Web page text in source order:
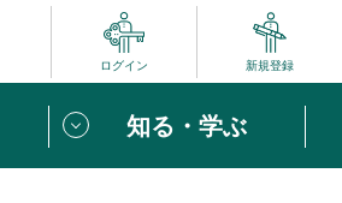
ログイン 新規登録
知る・学ぶ